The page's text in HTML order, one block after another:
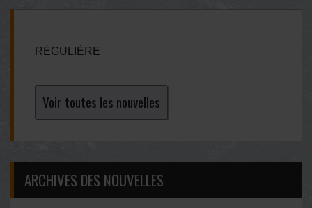
RÉGULIÈRE
Voir toutes les nouvelles
ARCHIVES DES NOUVELLES